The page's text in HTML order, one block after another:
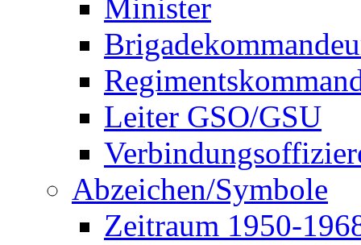
Minister
Leiter GSO/GSU
Abzeichen/Symbole
Zeitraum 1950-